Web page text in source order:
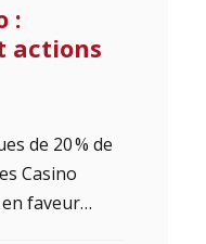
:
actions
de 20 % de
Casino
faveur…